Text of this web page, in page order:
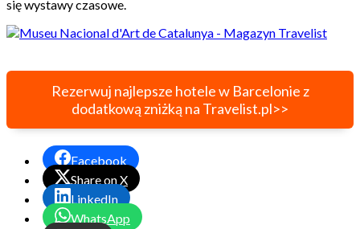
się wystawy czasowe.
Rezerwuj najlepsze hotele w Barcelonie z
dodatkową zniżką na Travelist.pl>>
Facebook
Share on X
LinkedIn
WhatsApp